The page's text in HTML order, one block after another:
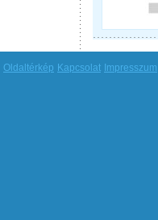
Oldaltérkép Kapcsolat Impresszum